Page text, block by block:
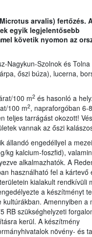
arvalis) fertőzés.
egyik legjelentősebb
követik nyomon az
Nagykun-Szolnok és
őszi búza), lucerna,
100 m2és hasonló a
100 m2, napraforgóban 6-
teljes tarrágást okozott!
vannak az őszi
állandó engedéllyel a
kg kalcium-foszfid),
alkalmazhatók. A
használható fel a kártevő
kialakult rendkívüli
a készítményt
Amennyiben a
RB szükséghelyzeti
kerül. A készítmény
növény- és